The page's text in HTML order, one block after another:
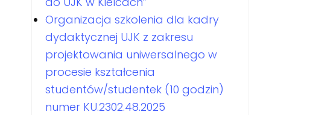
Organizacja szkolenia dla kadry
dydaktycznej UJK z zakresu
projektowania uniwersalnego w
procesie kształcenia
studentów/studentek (10 godzin)
numer KU.2302.48.2025